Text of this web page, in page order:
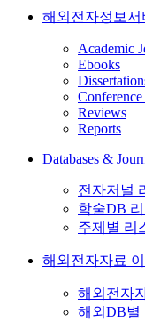
해외전자정보서
Academic
Ebooks
Reviews
Reports
Databases &
전자저널
학술DB
주제별 리
해외전자자료
해외전자
해외DB별